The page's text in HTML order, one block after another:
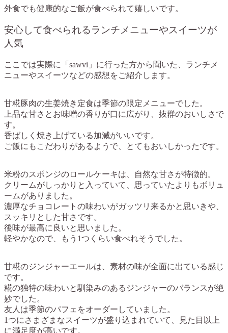
外食でも健康的なご飯が食べられて嬉しいです。
安心して食べられるランチメニューやスイーツが
人気
ここでは実際に「sawvi」に行った方から聞いた、ランチメ
ニューやスイーツなどの感想をご紹介します。
甘糀豚肉の生姜焼き定食は季節の限定メニューでした。
上品な甘さとお味噌の香りが口に広がり、抜群のおいしさで
す。
香ばしく焼き上げている加減がいいです。
ご飯にもこだわりがあるようで、とてもおいしかったです。
米粉のスポンジのロールケーキは、自然な甘さが特徴的。
クリームがしっかりと入っていて、思っていたよりもボリュ
ームがありました。
濃厚なチョコレートの味わいがガッツリ来るかと思いきや、
スッキリとした甘さです。
後味が最高に良いと思いました。
軽やかなので、もう1つくらい食べれそうでした。
甘糀のジンジャーエールは、素材の味が全面に出ている感じ
です。
糀の独特の味わいと馴染みのあるジンジャーのバランスが絶
妙でした。
友人は季節のパフェをオーダーしていました。
1つにさまざまなスイーツが盛り込まれていて、見た目以上
に満足度が高いです。